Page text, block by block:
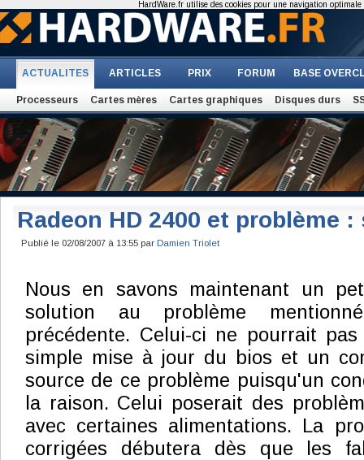
ACTUALITES ARTICLES PRIX FORUM BASE
Processeurs Cartes mères Cartes graphiques Disques durs
Radeon HD 2400 et problème
Publié le 02/08/2007 à 13:55 par Damien Triolet
Nous en savons maintenant un
solution au problème
précédente. Celui-ci ne pourrait
simple mise à jour du bios et un
source de ce problème puisqu'un
la raison. Celui poserait des
avec certaines alimentations. La
corrigées débutera dès que les
HardWare.fr utilise des cookies pour une navigation